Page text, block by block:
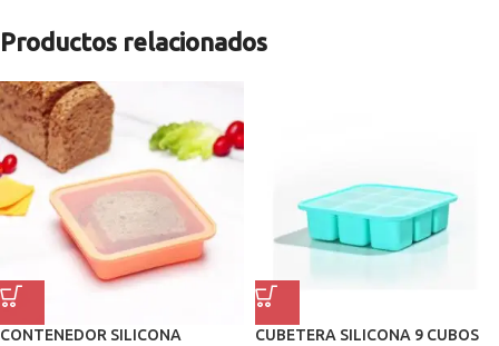
Productos relacionados
CONTENEDOR SILICONA
CUBETERA SILICONA 9 CUBOS